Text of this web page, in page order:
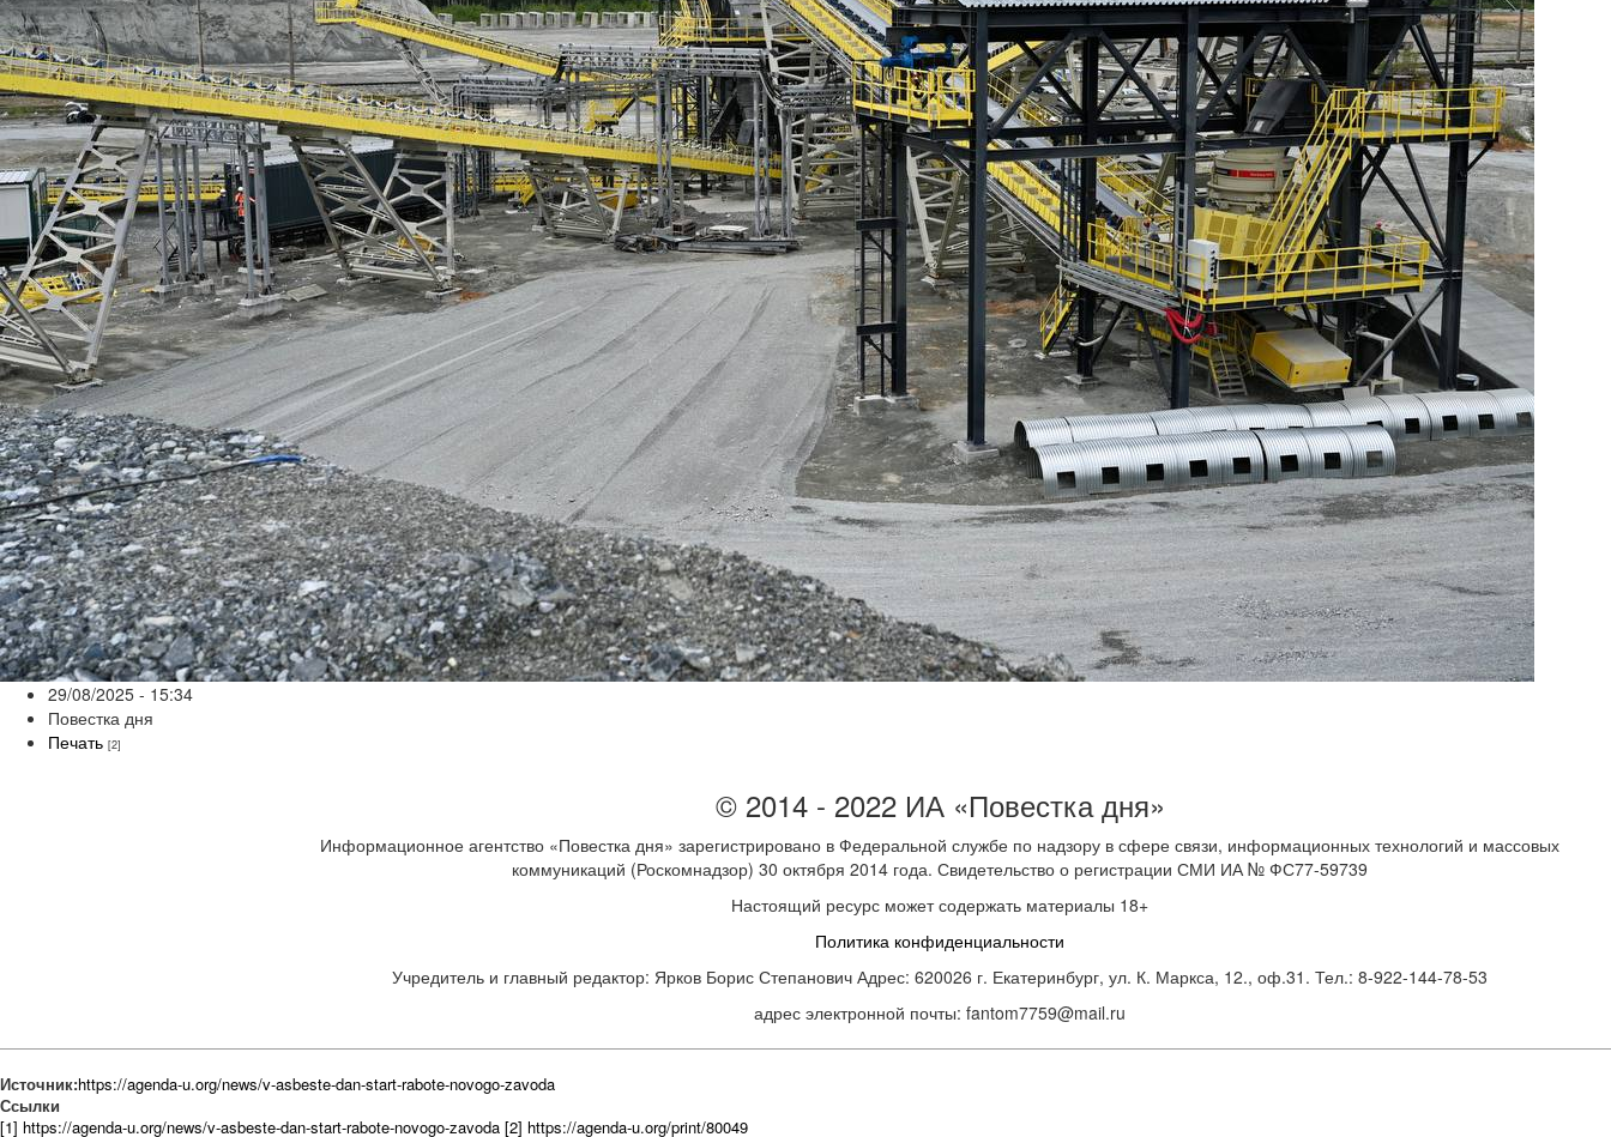
29/08/2025 - 15:34
Повестка дня
Печать [2]
© 2014 - 2022 ИА «Повестка дня»
Информационное агентство «Повестка дня» зарегистрировано в Федеральной службе по надзору в сфере связи, информационных технологий и массовых
коммуникаций (Роскомнадзор) 30 октября 2014 года. Свидетельство о регистрации СМИ ИА № ФС77-59739
Настоящий ресурс может содержать материалы 18+
Политика конфиденциальности
Учредитель и главный редактор: Ярков Борис Степанович Адрес: 620026 г. Екатеринбург, ул. К. Маркса, 12., оф.31. Тел.: 8-922-144-78-53
адрес электронной почты: fantom7759@mail.ru
Источник:https://agenda-u.org/news/v-asbeste-dan-start-rabote-novogo-zavoda
Ссылки
[1] https://agenda-u.org/news/v-asbeste-dan-start-rabote-novogo-zavoda [2] https://agenda-u.org/print/80049